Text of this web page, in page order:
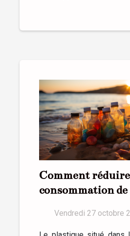
Comment
consommation
Vendredi 27 octobre